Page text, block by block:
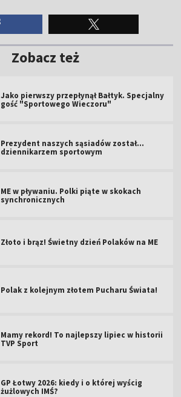
Zobacz też
Jako pierwszy przepłynął Bałtyk. Specjalny
gość "Sportowego Wieczoru"
Prezydent naszych sąsiadów został...
dziennikarzem sportowym
ME w pływaniu. Polki piąte w skokach
synchronicznych
Złoto i brąz! Świetny dzień Polaków na ME
Polak z kolejnym złotem Pucharu Świata!
Mamy rekord! To najlepszy lipiec w historii
TVP Sport
GP Łotwy 2026: kiedy i o której wyścig
żużlowych IMŚ?